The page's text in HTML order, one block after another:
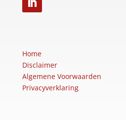
Home
Disclaimer
Algemene Voorwaarden
Privacyverklaring